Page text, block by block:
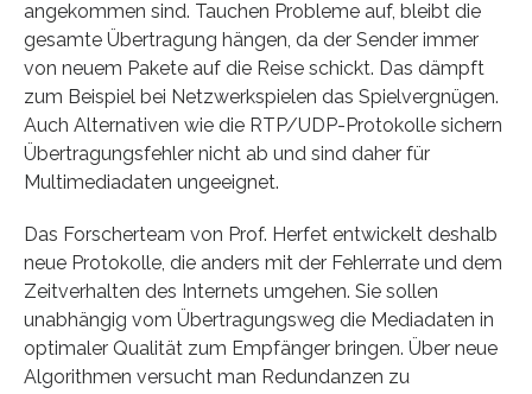
angekommen sind. Tauchen Probleme auf, bleibt die
gesamte Übertragung hängen, da der Sender immer
von neuem Pakete auf die Reise schickt. Das dämpft
zum Beispiel bei Netzwerkspielen das Spielvergnügen.
Auch Alternativen wie die RTP/UDP-Protokolle sichern
Übertragungsfehler nicht ab und sind daher für
Multimediadaten ungeeignet.
Das Forscherteam von Prof. Herfet entwickelt deshalb
neue Protokolle, die anders mit der Fehlerrate und dem
Zeitverhalten des Internets umgehen. Sie sollen
unabhängig vom Übertragungsweg die Mediadaten in
optimaler Qualität zum Empfänger bringen. Über neue
Algorithmen versucht man Redundanzen zu